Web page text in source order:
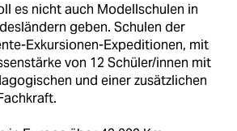
es nicht auch Modellschulen in
geben. Schulen der
Exkursionen-Expeditionen, mit
von 12 Schüler/innen mit
und einer zusätzlichen